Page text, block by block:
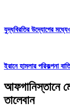
যুদ্ধবিরতির উদ্যোগের
ইরানে হামলার পরিকল্পনা
আফগানিস্তানে
তালেবান